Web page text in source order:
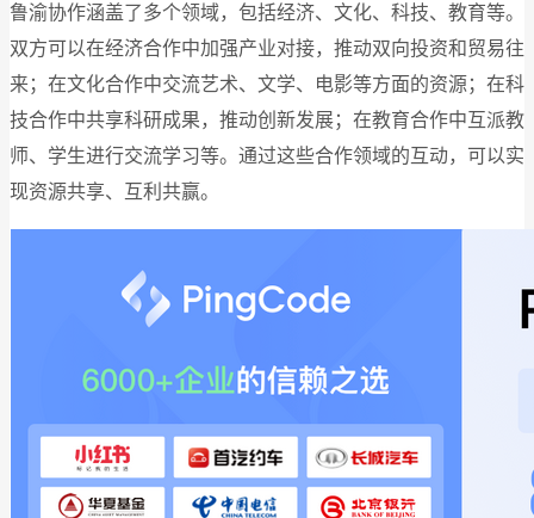
鲁渝协作涵盖了多个领域，包括经济、文化、科技、教育等。
双方可以在经济合作中加强产业对接，推动双向投资和贸易往
来；在文化合作中交流艺术、文学、电影等方面的资源；在科
技合作中共享科研成果，推动创新发展；在教育合作中互派教
师、学生进行交流学习等。通过这些合作领域的互动，可以实
现资源共享、互利共赢。